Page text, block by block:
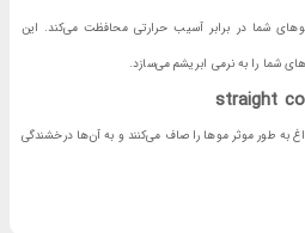
شما در برابر آسیب حرارتی محافظت می‌کند. این
شما را به نرمی ابریشم می‌سازد.
به طور موثر موها را صاف می‌کنند و به آن‌ها درخشندگی
می‌دهد تا به راحتی و با اطمینان از این برس استفاده